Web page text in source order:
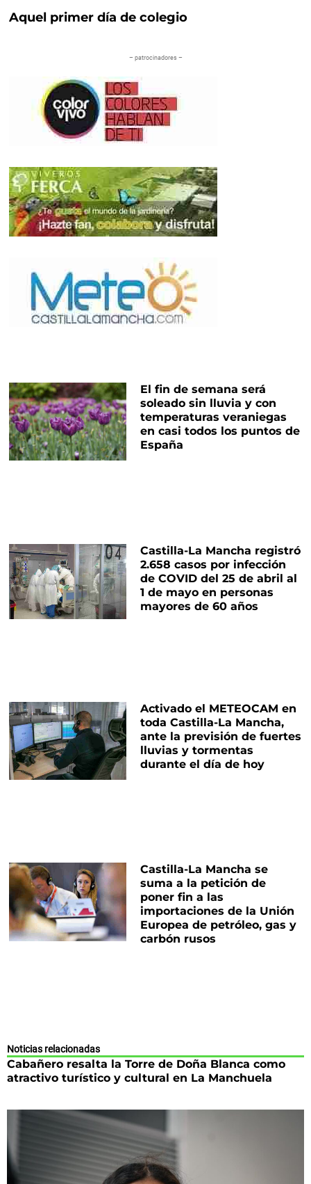
Aquel primer día de colegio
– patrocinadores –
El fin de semana será
soleado sin lluvia y con
temperaturas veraniegas
en casi todos los puntos de
España
Castilla-La Mancha registró
2.658 casos por infección
de COVID del 25 de abril al
1 de mayo en personas
mayores de 60 años
Activado el METEOCAM en
toda Castilla-La Mancha,
ante la previsión de fuertes
lluvias y tormentas
durante el día de hoy
Castilla-La Mancha se
suma a la petición de
poner fin a las
importaciones de la Unión
Europea de petróleo, gas y
carbón rusos
Noticias relacionadas
Cabañero resalta la Torre de Doña Blanca como
atractivo turístico y cultural en La Manchuela